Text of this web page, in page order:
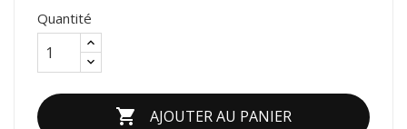
Quantité
 AJOUTER AU PANIER